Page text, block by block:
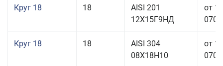
Круг 18 18
AISI 201
12Х15Г9НД
от
Круг 18 18
AISI 304
08Х18Н10
от